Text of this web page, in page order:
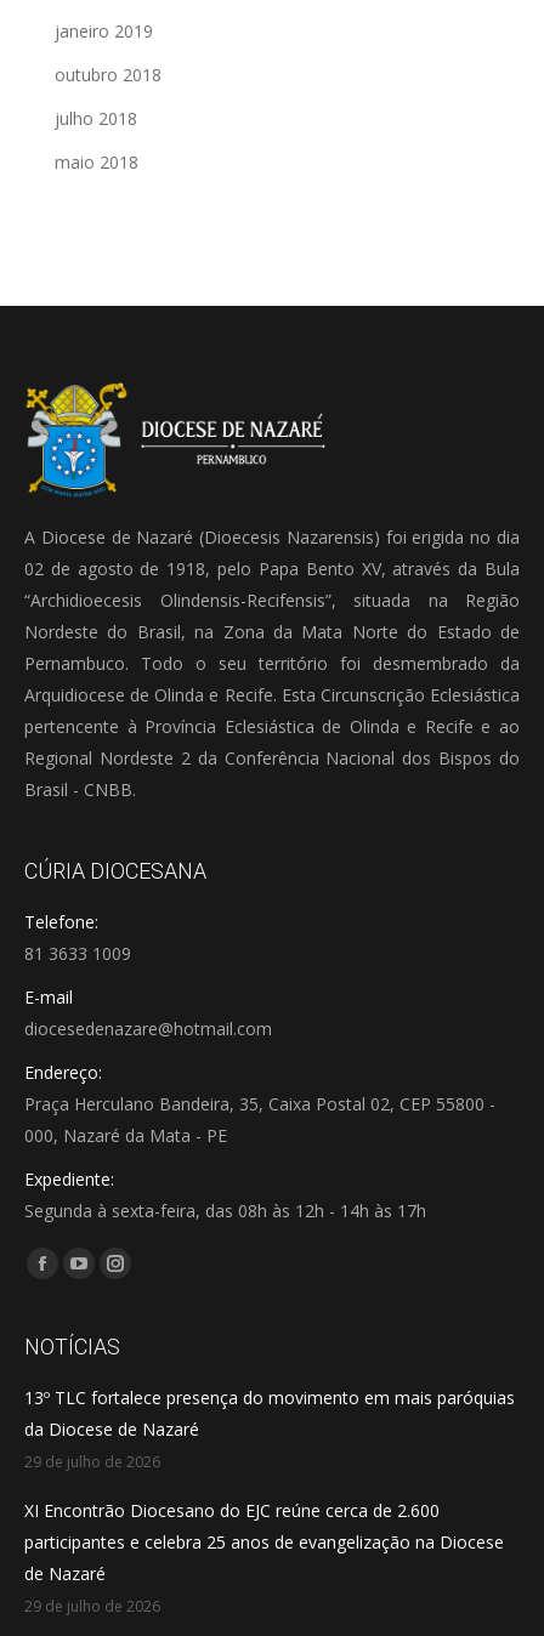
janeiro 2019
outubro 2018
julho 2018
maio 2018
A Diocese de Nazaré (Dioecesis Nazarensis) foi erigida no dia
02 de agosto de 1918, pelo Papa Bento XV, através da Bula
“Archidioecesis Olindensis-Recifensis”, situada na Região
Nordeste do Brasil, na Zona da Mata Norte do Estado de
Pernambuco. Todo o seu território foi desmembrado da
Arquidiocese de Olinda e Recife. Esta Circunscrição Eclesiástica
pertencente à Província Eclesiástica de Olinda e Recife e ao
Regional Nordeste 2 da Conferência Nacional dos Bispos do
Brasil - CNBB.
CÚRIA DIOCESANA
Telefone:
81 3633 1009
E-mail
diocesedenazare@hotmail.com
Endereço:
Praça Herculano Bandeira, 35, Caixa Postal 02, CEP 55800 -
000, Nazaré da Mata - PE
Expediente:
Segunda à sexta-feira, das 08h às 12h - 14h às 17h
Encontre-nos em:
Facebook
opens
new
window
YouTube
opens
new
window
Instagram
opens
new
window
NOTÍCIAS
13º TLC fortalece presença do movimento em mais paróquias
da Diocese de Nazaré
29 de julho de 2026
XI Encontrão Diocesano do EJC reúne cerca de 2.600
participantes e celebra 25 anos de evangelização na Diocese
de Nazaré
29 de julho de 2026